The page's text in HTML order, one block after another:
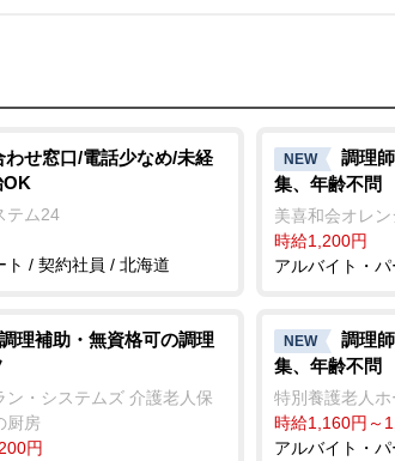
わせ窓口/電話少なめ/未経
OK
テム24
ト / 契約社員 / 北海道
NEW
調理
集、年齢不問
美喜和会オレ
時給1,200円
アルバイト・
理補助・無資格可の調理
ン・システムズ 介護老人保
厨房
円
NEW
調理
集、年齢不問
特別養護老人
時給1,160円～
アルバイト・